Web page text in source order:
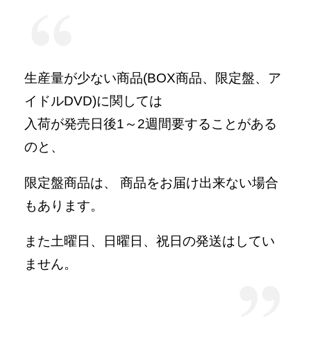
生産量が少ない商品(BOX商品、限定盤、ア
イドルDVD)に関しては
入荷が発売日後1～2週間要することがある
のと、
限定盤商品は、 商品をお届け出来ない場合
もあります。
また土曜日、日曜日、祝日の発送はしてい
ません。